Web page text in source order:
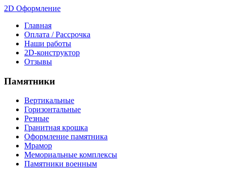
2D Оформление
Главная
Оплата / Рассрочка
Наши работы
2D-конструктор
Отзывы
Памятники
Вертикальные
Горизонтальные
Резные
Гранитная крошка
Оформление памятника
Мрамор
Мемориальные комплексы
Памятники военным